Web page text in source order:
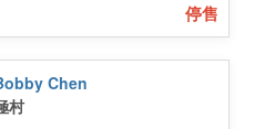
停售
Chen
村